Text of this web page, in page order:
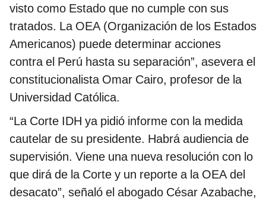
visto como Estado que no cumple con sus
tratados. La OEA (Organización de los Estados
Americanos) puede determinar acciones
contra el Perú hasta su separación”, asevera el
constitucionalista Omar Cairo, profesor de la
Universidad Católica.
“La Corte IDH ya pidió informe con la medida
cautelar de su presidente. Habrá audiencia de
supervisión. Viene una nueva resolución con lo
que dirá de la Corte y un reporte a la OEA del
desacato”, señaló el abogado César Azabache,